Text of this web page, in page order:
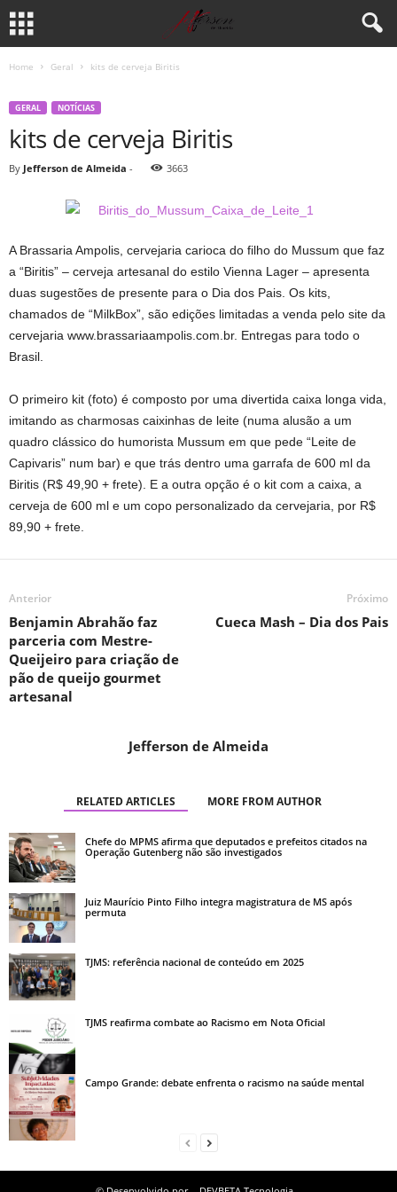
Home Geral kits de cerveja Biritis
GERAL NOTÍCIAS
kits de cerveja Biritis
By Jefferson de Almeida - 3663
A Brassaria Ampolis, cervejaria carioca do filho do Mussum que faz
a “Biritis” – cerveja artesanal do estilo Vienna Lager – apresenta
duas sugestões de presente para o Dia dos Pais. Os kits,
chamados de “MilkBox”, são edições limitadas a venda pelo site da
cervejaria www.brassariaampolis.com.br. Entregas para todo o
Brasil.
O primeiro kit (foto) é composto por uma divertida caixa longa vida,
imitando as charmosas caixinhas de leite (numa alusão a um
quadro clássico do humorista Mussum em que pede “Leite de
Capivaris” num bar) e que trás dentro uma garrafa de 600 ml da
Biritis (R$ 49,90 + frete). E a outra opção é o kit com a caixa, a
cerveja de 600 ml e um copo personalizado da cervejaria, por R$
89,90 + frete.
Anterior
Benjamin Abrahão faz
parceria com Mestre-
Queijeiro para criação de
pão de queijo gourmet
artesanal
Próximo
Cueca Mash – Dia dos Pais
Jefferson de Almeida
RELATED ARTICLES MORE FROM AUTHOR
Chefe do MPMS afirma que deputados e prefeitos citados na
Operação Gutenberg não são investigados
Juiz Maurício Pinto Filho integra magistratura de MS após
permuta
TJMS: referência nacional de conteúdo em 2025
TJMS reafirma combate ao Racismo em Nota Oficial
Campo Grande: debate enfrenta o racismo na saúde mental